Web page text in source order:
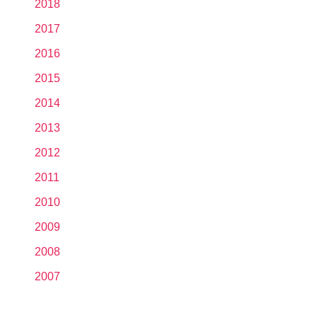
2018
2017
2016
2015
2014
2013
2012
2011
2010
2009
2008
2007